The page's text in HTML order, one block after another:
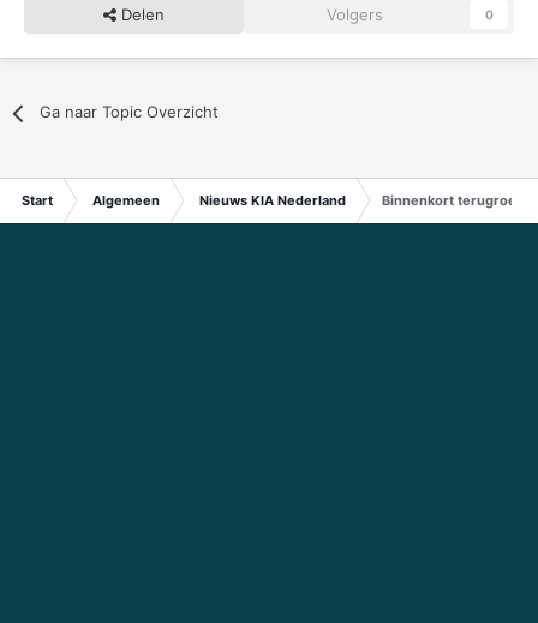
Delen Volgers 0
Ga naar Topic Overzicht
Start Algemeen Nieuws KIA Nederland Binnenkort